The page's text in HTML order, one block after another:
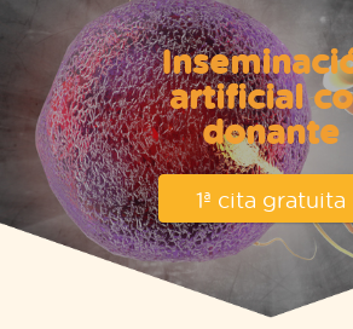
artificial
donante
1ª cita gratuita